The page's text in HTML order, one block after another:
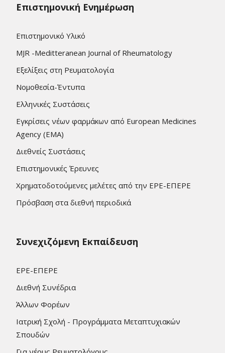
Επιστημονική Ενημέρωση
Επιστημονικό Υλικό
MJR -Meditteranean Journal of Rheumatology
Εξελίξεις στη Ρευματολογία
Νομοθεσία-Έντυπα
Ελληνικές Συστάσεις
Εγκρίσεις νέων φαρμάκων από European Medicines
Agency (EMA)
Διεθνείς Συστάσεις
Επιστημονικές Έρευνες
Χρηματοδοτούμενες μελέτες από την ΕΡΕ-ΕΠΕΡΕ
Πρόσβαση στα διεθνή περιοδικά
Συνεχιζόμενη Εκπαίδευση
ΕΡΕ-ΕΠΕΡΕ
Διεθνή Συνέδρια
Άλλων Φορέων
Ιατρική Σχολή - Προγράμματα Μεταπτυχιακών
Σπουδών